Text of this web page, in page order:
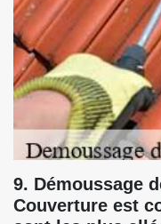
9. Démoussage
Couverture est